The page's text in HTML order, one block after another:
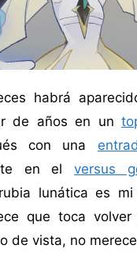
habrá
de años en un
con una
en el versus
lunática es
que toca volver
de vista, no